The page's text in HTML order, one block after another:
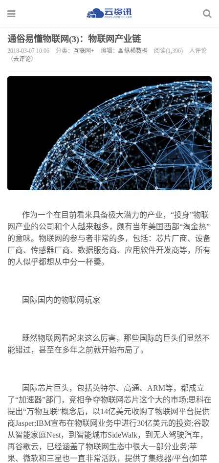
通俗易懂物联网(3)：物联网产业链
2018-03-07 10:06 分类： 互联网+ 编辑： 纵横数据 阅读(1,396)
人评论
（去评论）
作为一个在目前看来具备极大潜力的产业，“投身”物联
网产业的公司和个人越来越多，颇有当年美国西部“淘金热”
的意味。物联网的参与者非常的多，包括：芯片厂商、设备
厂商、传感器厂商、数据服务商、应用软件开发商等，所有
的人似乎都想从中分一杯羹。
国际国内的物联网玩家
既然物联网看起来这么厉害，那些国际的巨头们显然不
能错过，甚至在多年之前就开始布局了。
国际芯片巨头，包括英特尔、高通、ARM等，都成立
了“加速器”部门，竞相争夺物联网芯片这个大的市场;思科在
提出“万物互联”概念后，以14亿美元收购了物联网平台提供
商Jasper;IBM宣布在物联网业务中进行30亿美元的投资;谷歌
从智能家庭Nest，到智能城市SideWalk，到无人驾驶汽车，
再谷歌云，已经涵盖了物联网生态中很大一部分业务;苹
果、微软和三星也一直非常活跃，提供了集线器/平台(如苹